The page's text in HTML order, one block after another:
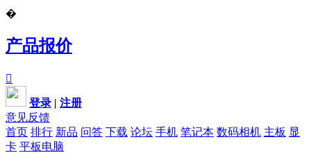
�
产品报价

登录 | 注册
意见反馈
首页 排行 新品 问答 下载 论坛 手机 笔记本 数码相机 主板 显
卡 平板电脑